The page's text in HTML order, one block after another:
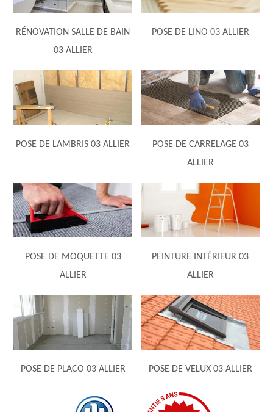
RÉNOVATION SALLE DE BAIN
03 ALLIER
POSE DE LINO 03 ALLIER
POSE DE LAMBRIS 03 ALLIER
POSE DE CARRELAGE 03
ALLIER
POSE DE MOQUETTE 03
ALLIER
PEINTURE INTÉRIEUR 03
ALLIER
POSE DE PLACO 03 ALLIER POSE DE VELUX 03 ALLIER